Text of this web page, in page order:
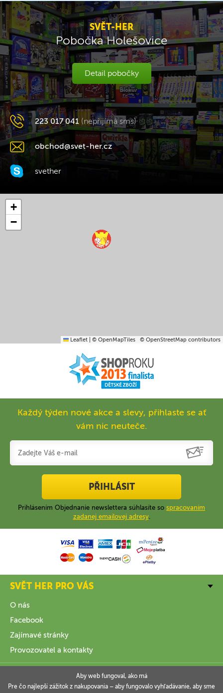
SVĚT-HER
Pobočka Holešovice
Detail pobočky
223 017 041 (nepřijímá sms)
obchod@svet-her.cz
svether
+
−
Leaflet © OpenMapTiles © OpenStreetMap contributors
Každý týden nové akce a slevy, přihlaste se ať
vám nic neuteče.
PŘIHLÁSIT
Prihlásením Objednanie newslettera súhlasíte so spracovaním
zadanej emailovej adresy.
SVĚT HER PRO VÁS
O nás
Facebook
Zajímavé stránky
Provozovatel a kontakty
Aby web fungoval, ako má
Pre čo najlepší zážitok z nakupovania – aby fungovalo vyhľadávanie, aby sme